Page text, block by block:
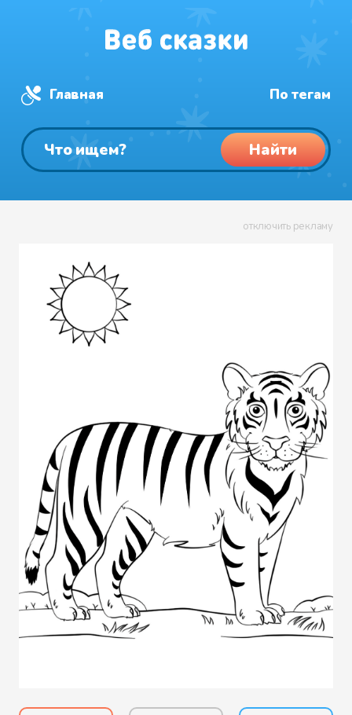
Главная По тегам
Найти
отключить рекламу